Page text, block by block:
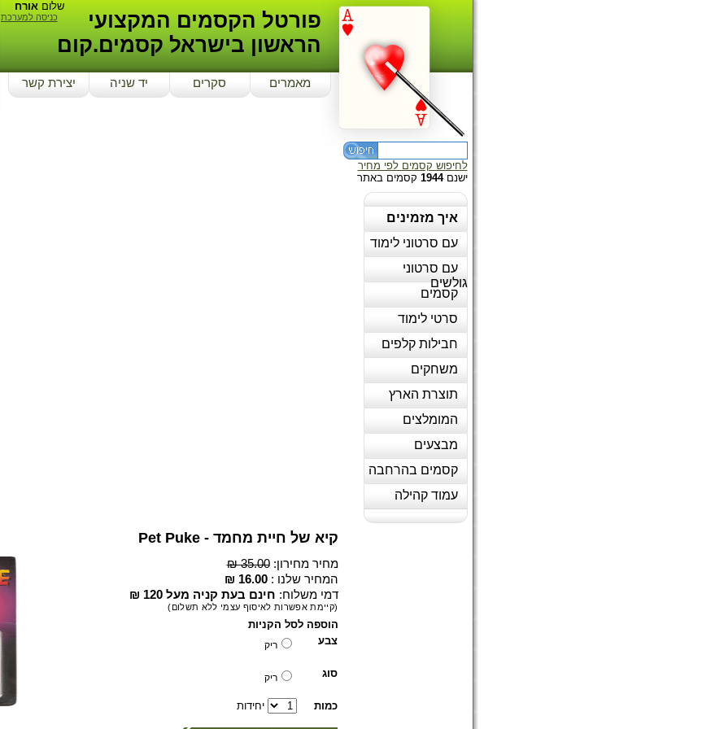
שלוםאורח
כניסה למערכת
פורטל הקסמים המקצועי
הראשון בישראל קסמים.קום
מאמרים סקרים יד שניה יצירת קשר
לחיפוש קסמים לפי מחיר
ישנם1944 קסמים באתר
איך מזמינים
עם סרטוני לימוד
עם סרטוני
גולשים
קסמים
סרטי לימוד
חבילות קלפים
משחקים
תוצרת הארץ
המומלצים
מבצעים
קסמים בהרחבה
עמוד קהילה
קיא של חיית מחמד - Pet Puke
מחיר מחירון:35.00 ₪
המחיר שלנו :16.00 ₪
דמי משלוח: חינם בעת קניה מעל 120 ₪
(קיימת אפשרות לאיסוף עצמי ללא תשלום)
הוספה לסל הקניות
צבע
ריק
סוג ריק
כמות יחידות